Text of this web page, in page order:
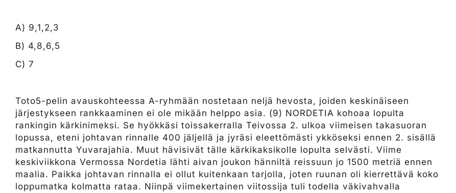
A) 9,1,2,3
B) 4,8,6,5
C) 7
Toto5-pelin avauskohteessa A-ryhmään nostetaan neljä hevosta, joiden keskinäiseen
järjestykseen rankkaaminen ei ole mikään helppo asia. (9) NORDETIA kohoaa lopulta
rankingin kärkinimeksi. Se hyökkäsi toissakerralla Teivossa 2. ulkoa viimeisen takasuoran
lopussa, eteni johtavan rinnalle 400 jäljellä ja jyräsi eleettömästi ykköseksi ennen 2. sisällä
matkannutta Yuvarajahia. Muut hävisivät tälle kärkikaksikolle lopulta selvästi. Viime
keskiviikkona Vermossa Nordetia lähti aivan joukon hänniltä reissuun jo 1500 metriä ennen
maalia. Paikka johtavan rinnalla ei ollut kuitenkaan tarjolla, joten ruunan oli kierrettävä koko
loppumatka kolmatta rataa. Niinpä viimekertainen viitossija tuli todella väkivahvalla